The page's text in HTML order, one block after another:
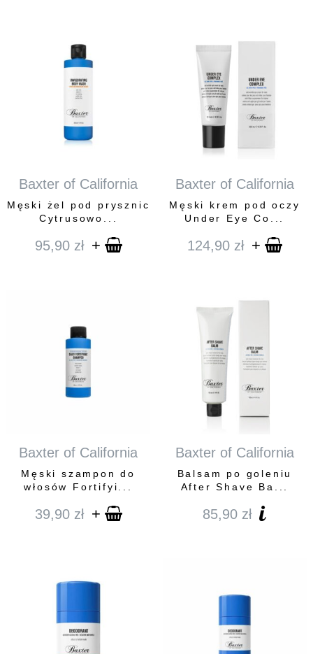
Baxter of California
Męski żel pod prysznic
Cytrusowo...
95,90 zł +
Baxter of California
Męski krem pod oczy
Under Eye Co...
124,90 zł +
Baxter of California
Męski szampon do
włosów Fortifyi...
39,90 zł +
Baxter of California
Balsam po goleniu
After Shave Ba...
85,90 zł